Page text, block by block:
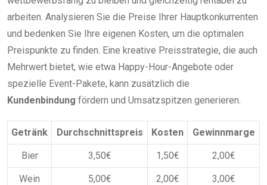
arbeiten. Analysieren Sie die Preise Ihrer Hauptkonkurrenten
und bedenken Sie Ihre eigenen Kosten, um die optimalen
Preispunkte zu finden. Eine kreative Preisstrategie, die auch
Mehrwert bietet, wie etwa Happy-Hour-Angebote oder
spezielle Event-Pakete, kann zusätzlich die
Kundenbindung fördern und Umsatzspitzen generieren.
Getränk Durchschnittspreis Kosten Gewinnmarge
Bier 3,50€ 1,50€ 2,00€
Wein 5,00€ 2,00€ 3,00€